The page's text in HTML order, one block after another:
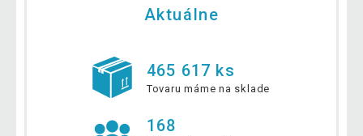
Aktuálne
465 617 ks
Tovaru máme na sklade
168